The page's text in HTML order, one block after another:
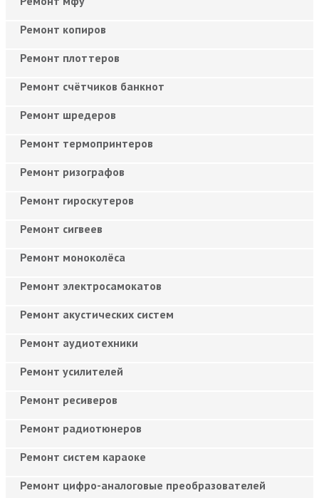
Ремонт копиров
Ремонт плоттеров
Ремонт счётчиков банкнот
Ремонт шредеров
Ремонт термопринтеров
Ремонт ризографов
Ремонт гироскутеров
Ремонт сигвеев
Ремонт моноколёса
Ремонт электросамокатов
Ремонт акустических систем
Ремонт аудиотехники
Ремонт усилителей
Ремонт ресиверов
Ремонт радиотюнеров
Ремонт систем караоке
Ремонт цифро-аналоговые преобразователей